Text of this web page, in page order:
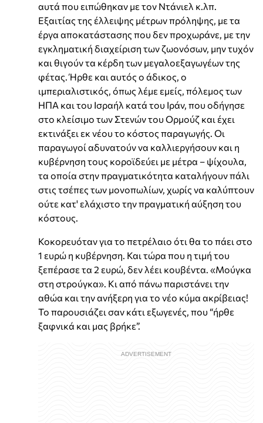
αυτά που ειπώθηκαν με τον Ντάνιελ κ.λπ.
Εξαιτίας της έλλειψης μέτρων πρόληψης, με τα
έργα αποκατάστασης που δεν προχωράνε, με την
εγκληματική διαχείριση των ζωονόσων, μην τυχόν
και θιγούν τα κέρδη των μεγαλοεξαγωγέων της
φέτας. Ήρθε και αυτός ο άδικος, ο
ιμπεριαλιστικός, όπως λέμε εμείς, πόλεμος των
ΗΠΑ και του Ισραήλ κατά του Ιράν, που οδήγησε
στο κλείσιμο των Στενών του Ορμούζ και έχει
εκτινάξει εκ νέου το κόστος παραγωγής. Οι
παραγωγοί αδυνατούν να καλλιεργήσουν και η
κυβέρνηση τους κοροϊδεύει με μέτρα – ψίχουλα,
τα οποία στην πραγματικότητα καταλήγουν πάλι
στις τσέπες των μονοπωλίων, χωρίς να καλύπτουν
ούτε κατ' ελάχιστο την πραγματική αύξηση του
κόστους.
Κοκορευόταν για το πετρέλαιο ότι θα το πάει στο
1 ευρώ η κυβέρνηση. Και τώρα που η τιμή του
ξεπέρασε τα 2 ευρώ, δεν λέει κουβέντα. «Μούγκα
στη στρούγκα». Κι από πάνω παριστάνει την
αθώα και την ανήξερη για το νέο κύμα ακρίβειας!
Το παρουσιάζει σαν κάτι εξωγενές, που “ήρθε
ξαφνικά και μας βρήκε”.